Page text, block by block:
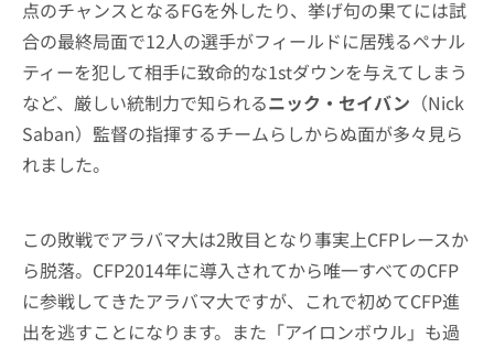
点のチャンスとなるFGを外したり、挙げ句の果てには試
合の最終局面で12人の選手がフィールドに居残るペナル
ティーを犯して相手に致命的な1stダウンを与えてしまう
など、厳しい統制力で知られるニック・セイバン （Nick
Saban）監督の指揮するチームらしからぬ面が多々見ら
れました。
この敗戦でアラバマ大は2敗目となり事実上CFPレースか
ら脱落。CFP2014年に導入されてから唯一すべてのCFP
に参戦してきたアラバマ大ですが、これで初めてCFP進
出を逃すことになります。また「アイロンボウル」も過